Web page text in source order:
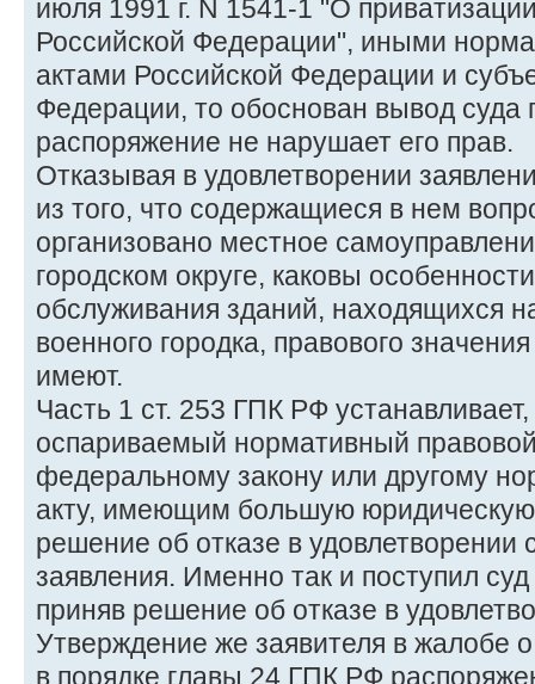
июля 1991 г. N 1541-1 "О
Российской Федерации", иными
актами Российской Федерации и
Федерации, то обоснован вывод суда
распоряжение не нарушает его прав.
Отказывая в удовлетворении
из того, что содержащиеся в нем
организовано местное
городском округе, каковы
обслуживания зданий, находящихся
военного городка, правового
имеют.
Часть 1 ст. 253 ГПК РФ
оспариваемый нормативный
федеральному закону или другому
акту, имеющим большую
решение об отказе в удовлетворении
заявления. Именно так и поступил
приняв решение об отказе в
Утверждение же заявителя в жалобе
в порядке главы 24 ГПК РФ